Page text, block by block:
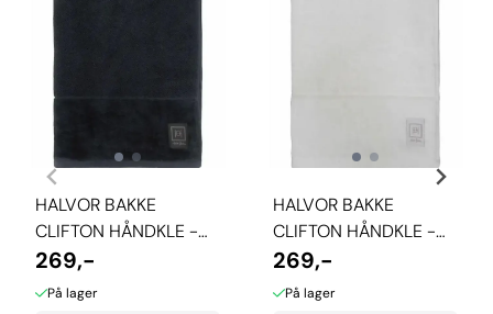
HALVOR BAKKE
CLIFTON HÅNDKLE -
SVART
269,-
På lager
HALVOR BAKKE
CLIFTON HÅNDKLE -
BRILLIANT WHITE
269,-
På lager